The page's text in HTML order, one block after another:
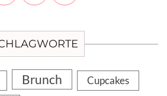
Brunch Cupcakes